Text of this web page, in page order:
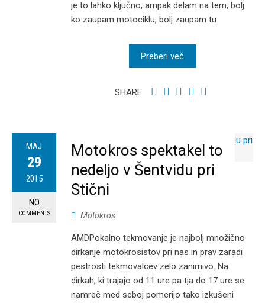
je to lahko ključno, ampak delam na tem, bolj
ko zaupam motociklu, bolj zaupam tu
Preberi več
SHARE
MAJ
29
2015
NO
COMMENTS
Motokros spektakel to
nedeljo v Šentvidu pri
Stični
Motokros
AMDPokalno tekmovanje je najbolj množično
dirkanje motokrosistov pri nas in prav zaradi
pestrosti tekmovalcev zelo zanimivo. Na
dirkah, ki trajajo od 11 ure pa tja do 17 ure se
namreč med seboj pomerijo tako izkušeni